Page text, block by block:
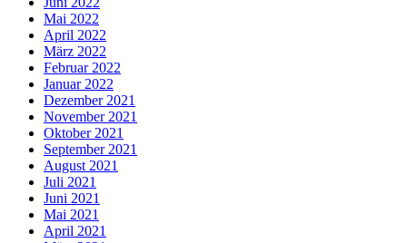
Mai 2022
April 2022
März 2022
Februar 2022
Januar 2022
Dezember 2021
November 2021
Oktober 2021
September 2021
August 2021
Juli 2021
Juni 2021
Mai 2021
April 2021